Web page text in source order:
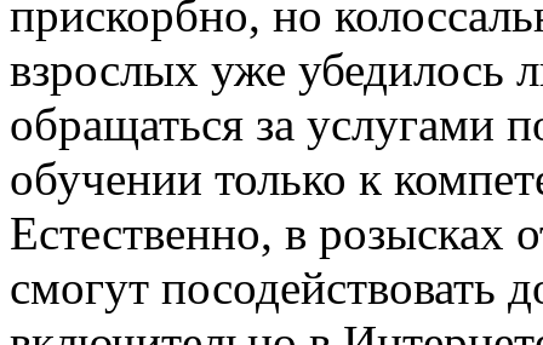
прискорбно, но
взрослых уже убедилось
обращаться за услугами
обучении только к
Естественно, в розысках
смогут посодействовать